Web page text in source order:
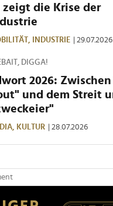
zeigt die Krise der
INDUSTRIE | 29.07.2026
DIGGA!
2026: Zwischen
und dem Streit
KULTUR | 28.07.2026